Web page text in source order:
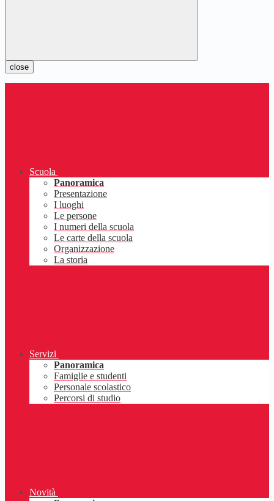
close
Scuola
Panoramica
Presentazione
I luoghi
Le persone
I numeri della scuola
Le carte della scuola
Organizzazione
La storia
Servizi
Panoramica
Famiglie e studenti
Personale scolastico
Percorsi di studio
Novità